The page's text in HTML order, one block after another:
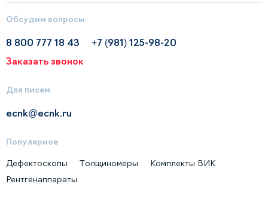
Обсудим вопросы
8 800 777 18 43
+7 (981) 125-98-20
Заказать звонок
Для писем
ecnk@ecnk.ru
Популярное
Дефектоскопы Толщиномеры
Комплекты ВИК
Рентгенаппараты